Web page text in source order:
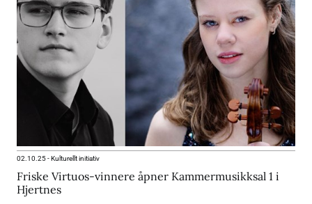
02.10.25-Kulturellt initiativ
Friske Virtuos-vinnere åpner Kammermusikksal 1 i
Hjertnes